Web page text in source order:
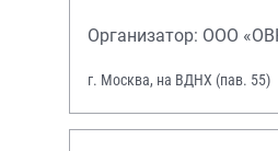
Организатор: ООО
г. Москва, на ВДНХ (пав. 55)